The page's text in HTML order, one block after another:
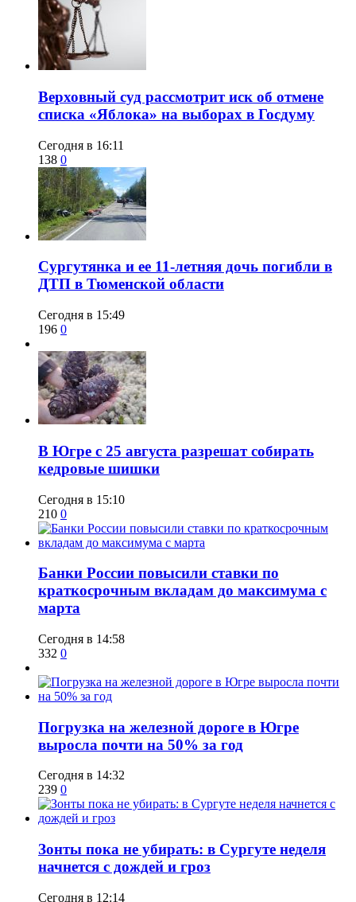
​Верховный суд рассмотрит иск об отмене
списка «Яблока» на выборах в Госдуму
Сегодня в 16:11
138 0
Сургутянка и ее 11-летняя дочь погибли в
ДТП в Тюменской области
Сегодня в 15:49
196 0
​В Югре с 25 августа разрешат собирать
кедровые шишки
Сегодня в 15:10
210 0
​Банки России повысили ставки по
краткосрочным вкладам до максимума с
марта
Сегодня в 14:58
332 0
​Погрузка на железной дороге в Югре
выросла почти на 50% за год
Сегодня в 14:32
239 0
​Зонты пока не убирать: в Сургуте неделя
начнется с дождей и гроз
Сегодня в 12:14